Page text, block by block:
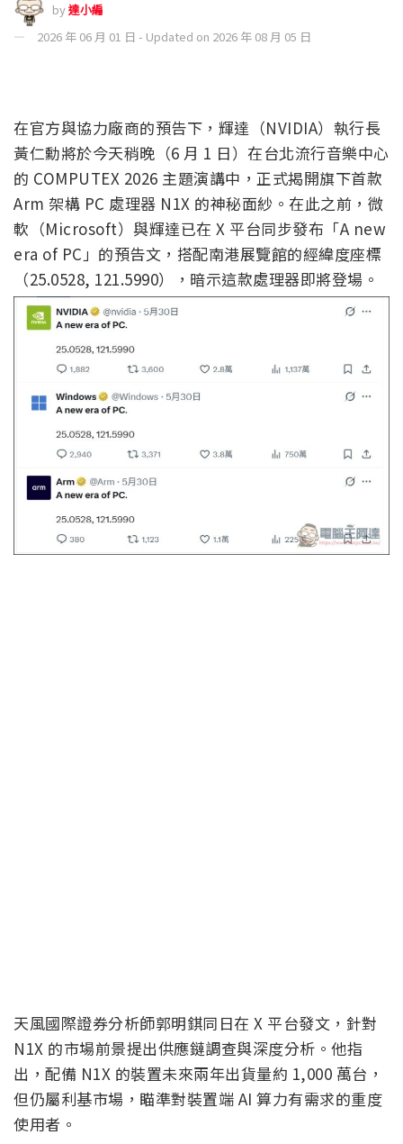
by達小編
2026 年 06 月 01 日 - Updated on 2026 年 08 月 05 日
在官方與協力廠商的預告下，輝達（NVIDIA）執行長
黃仁勳將於今天稍晚（6 月 1 日）在台北流行音樂中心
的 COMPUTEX 2026 主題演講中，正式揭開旗下首款
Arm 架構 PC 處理器 N1X 的神秘面紗。在此之前，微
軟（Microsoft）與輝達已在 X 平台同步發布「A new
era of PC」的預告文，搭配南港展覽館的經緯度座標
（25.0528, 121.5990），暗示這款處理器即將登場。
天風國際證券分析師郭明錤同日在 X 平台發文，針對
N1X 的市場前景提出供應鏈調查與深度分析。他指
出，配備 N1X 的裝置未來兩年出貨量約 1,000 萬台，
但仍屬利基市場，瞄準對裝置端 AI 算力有需求的重度
使用者。